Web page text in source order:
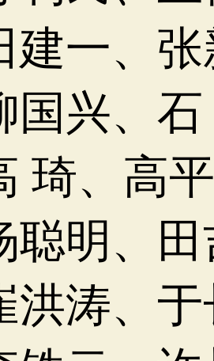
建一、
国兴、
琦、高
聪明、
洪涛、